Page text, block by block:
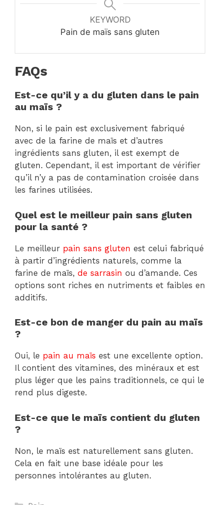
KEYWORD
Pain de maïs sans gluten
FAQs
Est-ce qu’il y a du gluten dans le pain
au maïs ?
Non, si le pain est exclusivement fabriqué
avec de la farine de maïs et d’autres
ingrédients sans gluten, il est exempt de
gluten. Cependant, il est important de vérifier
qu’il n’y a pas de contamination croisée dans
les farines utilisées.
Quel est le meilleur pain sans gluten
pour la santé ?
Le meilleur pain sans gluten est celui fabriqué
à partir d’ingrédients naturels, comme la
farine de maïs, de sarrasin ou d’amande. Ces
options sont riches en nutriments et faibles en
additifs.
Est-ce bon de manger du pain au maïs
?
Oui, le pain au maïs est une excellente option.
Il contient des vitamines, des minéraux et est
plus léger que les pains traditionnels, ce qui le
rend plus digeste.
Est-ce que le maïs contient du gluten
?
Non, le maïs est naturellement sans gluten.
Cela en fait une base idéale pour les
personnes intolérantes au gluten.